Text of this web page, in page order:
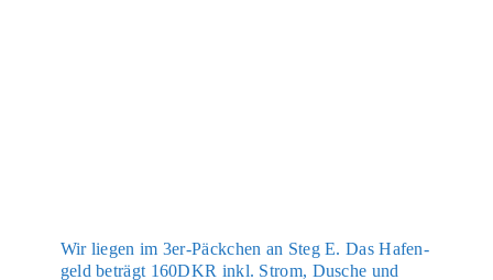
Wir lie­gen im 3er-Päck­chen an Steg E. Das Hafen­
geld beträgt 160DKR inkl. Strom, Dusche und